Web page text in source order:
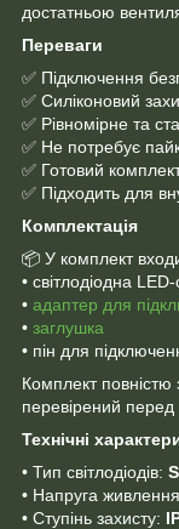
достатньою
Переваги
✅ Підключення
✅ Силіконовий
✅ Рівномірне та
✅ Не потребує
✅ Готовий
✅ Підходить для
Комплектація
📦 У комплект
• світлодіодна
• адаптер для
• заглушка
• пін для
Комплект повністю
перевірений перед
Технічні
• Тип світлодіодів:
• Напруга
• Ступінь захисту: